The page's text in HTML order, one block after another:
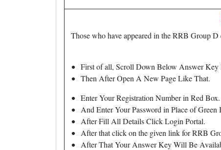
Those who have appeared in the RRB Group
First of all, Scroll Down Below Answer
Then After Open A New Page Like That.
Enter Your Registration Number in Red Box.
And Enter Your Password in Place of Green
After Fill All Details Click Login Portal.
After that click on the given link for RRB
After That Your Answer Key Will Be